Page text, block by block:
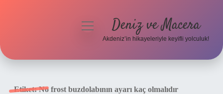
menüyü Deniz ve Macera
Akdeniz’in hikayeleriyle keyifli yolculuk!
Etiket:No frost buzdolabının ayarı kaç olmalıdır